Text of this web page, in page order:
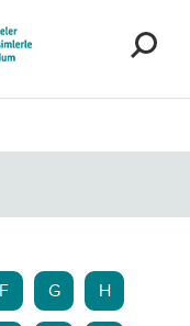
F G H